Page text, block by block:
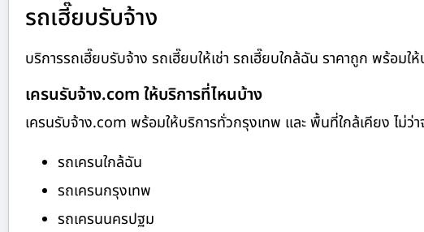
รถเฮี๊ยบรับจ้าง
บริการรถเฮี๊ยบรับจ้าง รถเฮี๊ยบให้เช่า รถเฮี๊ยบใกล้ฉัน ราคาถูก พร้อมใ
เครนรับจ้าง.com ให้บริการที่ไหนบ้าง
เครนรับจ้าง.com พร้อมให้บริการทั่วกรุงเทพ และ พื้นที่ใกล้เคียง ไม่ว่า
รถเครนใกล้ฉัน
รถเครนกรุงเทพ
รถเครนนครปฐม